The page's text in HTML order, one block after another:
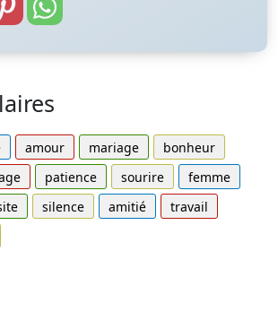
amour mariage
bonheur
patience sourire
femme
silence amitié
travail